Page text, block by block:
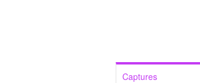
Captures